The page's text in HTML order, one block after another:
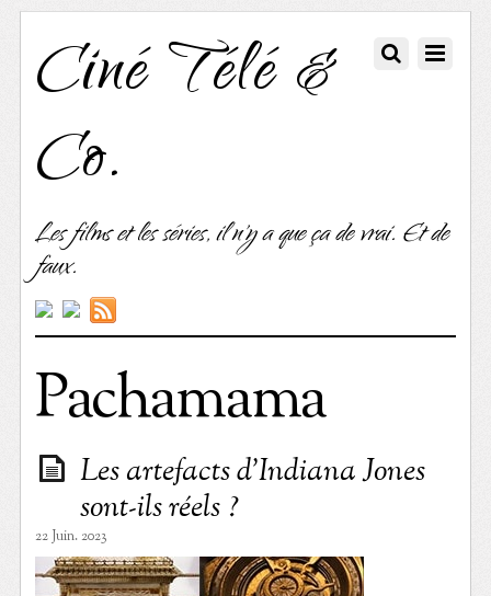
Ciné Télé &
Co.
Les films et les séries, il n'y a que ça de vrai. Et de
faux.
Pachamama
Les artefacts d’Indiana Jones
sont-ils réels ?
22 Juin. 2023